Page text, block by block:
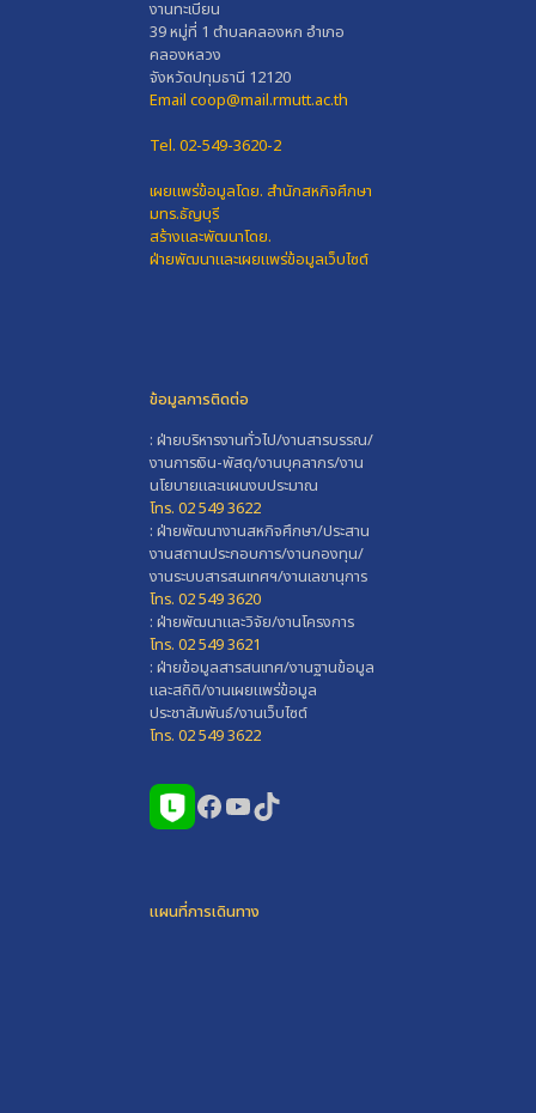
งานทะเบียน
39 หมู่ที่ 1 ตำบลคลองหก อำเภอ
คลองหลวง
จังหวัดปทุมธานี 12120
Email coop@mail.rmutt.ac.th
Tel. 02-549-3620-2
เผยแพร่ข้อมูลโดย. สำนักสหกิจศึกษา
มทร.ธัญบุรี
สร้างและพัฒนาโดย.
ฝ่ายพัฒนาและเผยแพร่ข้อมูลเว็บไซต์
ข้อมูลการติดต่อ
: ฝ่ายบริหารงานทั่วไป/งานสารบรรณ/
งานการเงิน-พัสดุ/งานบุคลากร/งาน
นโยบายและแผนงบประมาณ
โทร. 02 549 3622
: ฝ่ายพัฒนางานสหกิจศึกษา/ประสาน
งานสถานประกอบการ/งานกองทุน/
งานระบบสารสนเทศฯ/งานเลขานุการ
โทร. 02 549 3620
: ฝ่ายพัฒนาและวิจัย/งานโครงการ
โทร. 02 549 3621
: ฝ่ายข้อมูลสารสนเทศ/งานฐานข้อมูล
และสถิติ/งานเผยแพร่ข้อมูล
ประชาสัมพันธ์/งานเว็บไซต์
โทร. 02 549 3622
Facebook
YouTube
TikTok
แผนที่การเดินทาง